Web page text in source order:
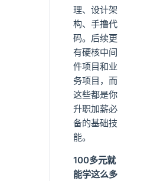
理、设计架
构、手撸代
码。后续更
有硬核中间
件项目和业
务项目，而
这些都是你
升职加薪必
备的基础技
能。
100多元就
能学这么多